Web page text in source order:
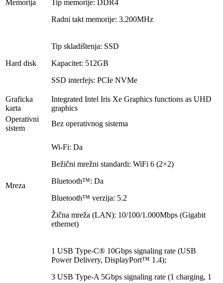
Memorija
Tip memorije: DDR4
Radni takt memorije: 3.200MHz
Hard disk
Tip skladištenja: SSD
Kapacitet: 512GB
SSD interfejs: PCIe NVMe
Graficka
karta
Integrated Intel Iris Xe Graphics functions as UHD
graphics
Operativni
sistem
Bez operativnog sistema
Mreza
Wi-Fi: Da
Bežični mrežni standardi: WiFi 6 (2×2)
Bluetooth™: Da
Bluetooth™ verzija: 5.2
Žična mreža (LAN): 10/100/1.000Mbps (Gigabit
ethernet)
1 USB Type-C® 10Gbps signaling rate (USB
Power Delivery, DisplayPort™ 1.4);
3 USB Type-A 5Gbps signaling rate (1 charging, 1